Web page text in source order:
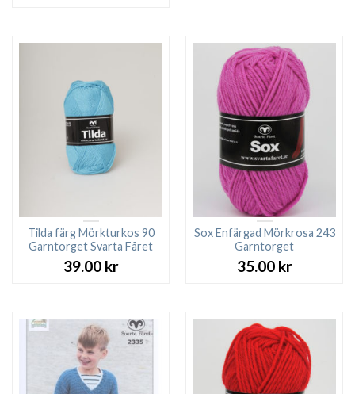
Tilda färg Mörkturkos 90
Garntorget Svarta Fåret
39.00 kr
Sox Enfärgad Mörkrosa 243
Garntorget
35.00 kr